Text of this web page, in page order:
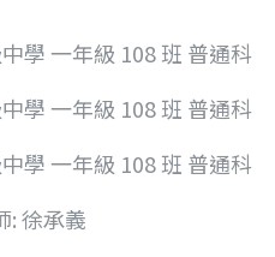
學 一年級 108 班 普通科
學 一年級 108 班 普通科
學 一年級 108 班 普通科
: 徐承義